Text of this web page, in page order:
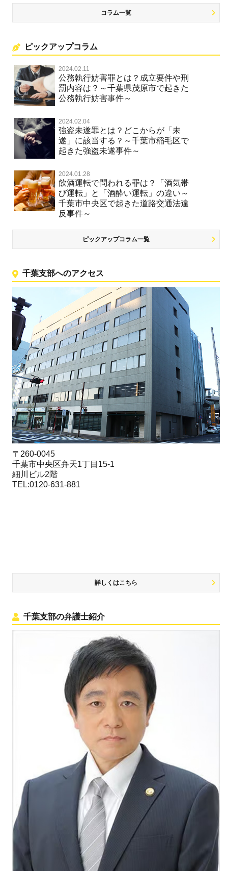
コラム一覧
ピックアップコラム
2024.02.11
公務執行妨害罪とは？成立要件や刑
罰内容は？～千葉県茂原市で起きた
公務執行妨害事件～
2024.02.04
強盗未遂罪とは？どこからが「未
遂」に該当する？～千葉市稲毛区で
起きた強盗未遂事件～
2024.01.28
飲酒運転で問われる罪は？「酒気帯
び運転」と「酒酔い運転」の違い～
千葉市中央区で起きた道路交通法違
反事件～
ピックアップコラム一覧
千葉支部へのアクセス
〒260-0045
千葉市中央区弁天1丁目15-1
細川ビル2階
TEL:0120-631-881
詳しくはこちら
千葉支部の弁護士紹介